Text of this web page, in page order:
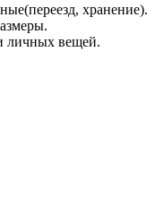
хранение).
личных вещей.